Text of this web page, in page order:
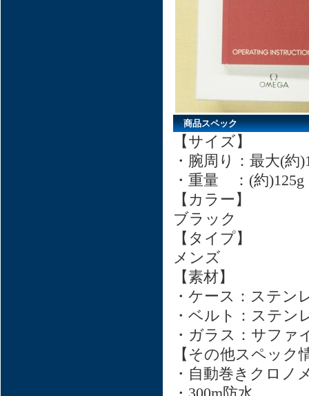
商品スペック
【サイズ】
・腕周り：最大(約
・重量 ：(約)125g
【カラー】
ブラック
【タイプ】
メンズ
【素材】
・ケース：ステン
・ベルト：ステン
・ガラス：サファ
【その他スペック
・自動巻きクロノ